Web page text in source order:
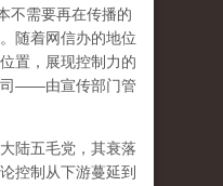
不需要再在传播的
随着网信办的地位
置，展现控制力的
司——由宣传部门管
陆五毛党，其衰落
控制从下游蔓延到